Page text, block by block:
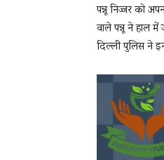
पन्नू निज्जर को
वाले पन्नू ने हाल
दिल्ली पुलिस ने